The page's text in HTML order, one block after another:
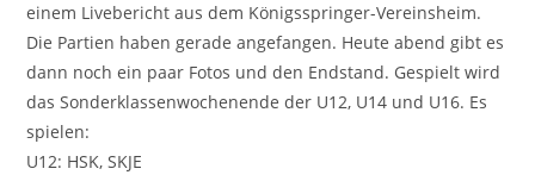
einem Livebericht aus dem Königsspringer-Vereinsheim.
Die Partien haben gerade angefangen. Heute abend gibt es
dann noch ein paar Fotos und den Endstand. Gespielt wird
das Sonderklassenwochenende der U12, U14 und U16. Es
spielen:
U12: HSK, SKJE